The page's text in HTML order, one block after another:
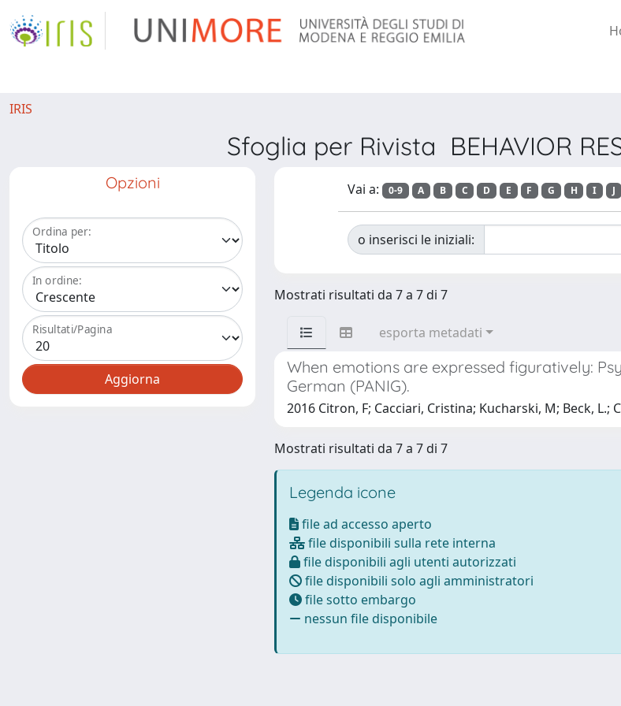
IRIS
Sfoglia per Rivista BEHAVIOR
Opzioni
Ordina per:
In ordine:
Risultati/Pagina
Vai a: 0-9 A B C D E F G H I J
o inserisci le iniziali:
Mostrati risultati da 7 a 7 di 7
esporta metadati
When emotions are expressed figuratively:
German (PANIG).
2016 Citron, F; Cacciari, Cristina; Kucharski, M; Beck, L.;
Mostrati risultati da 7 a 7 di 7
Legenda icone
file ad accesso aperto
file disponibili sulla rete interna
file disponibili agli utenti autorizzati
file disponibili solo agli amministratori
file sotto embargo
nessun file disponibile